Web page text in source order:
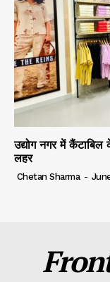
उद्योग नगर में
लहर
Chetan Sharma -